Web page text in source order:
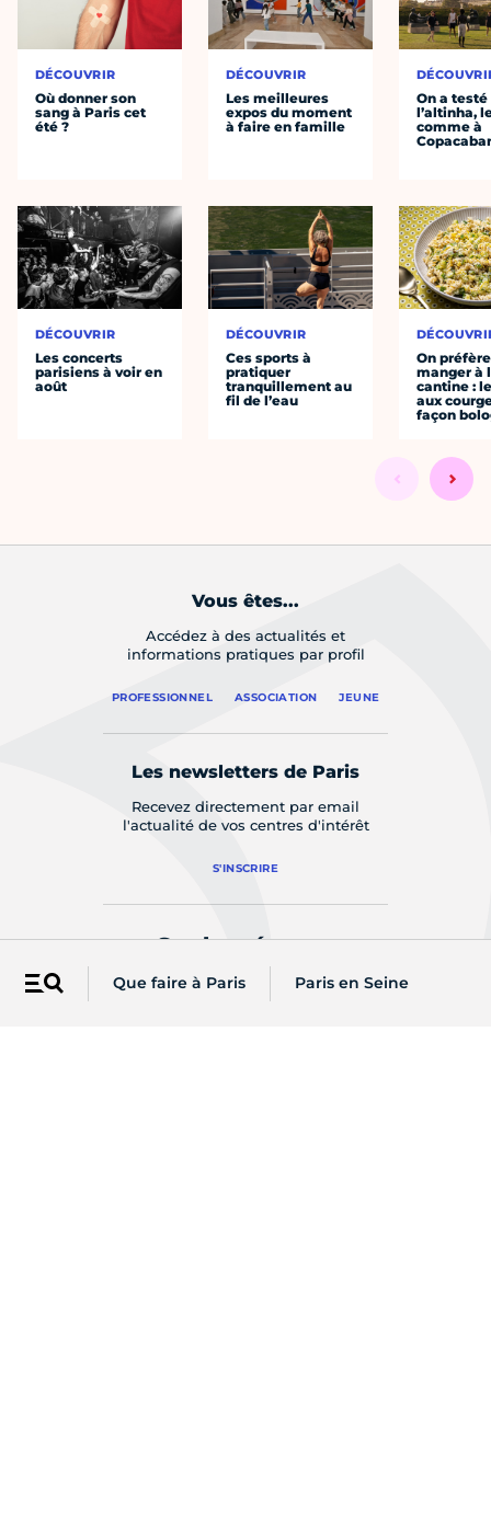
Menu Que faire à Paris Paris en Seine
DÉCOUVRIR
Où donner son
sang à Paris cet
été ?
DÉCOUVRIR
Les concerts
parisiens à voir en
août
DÉCOUVRIR
Les meilleures
expos du moment
à faire en famille
DÉCOUVRIR
Ces sports à
pratiquer
tranquillement au
fil de l’eau
On a testé
l’altinha,
comme à
On préfère
manger à
cantine :
aux
façon
Vous êtes...
Accédez à des actualités et
informations pratiques par profil
PROFESSIONNEL ASSOCIATION JEUNE
Les newsletters de Paris
Recevez directement par email
l'actualité de vos centres d'intérêt
S'INSCRIRE
Sur les réseaux